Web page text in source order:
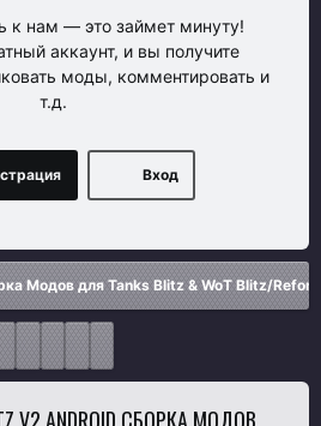
к нам — это займет минуту!
аккаунт, и вы получите
моды, комментировать и
т.д.
Вход
Модов для Tanks Blitz & WoT Blitz/
V2 ANDROID СБОРКА МОДОВ